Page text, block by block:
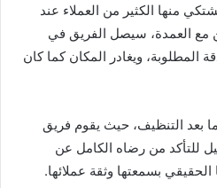
منها الكثير من العملاء عند
مع العمدة، سيصل الفريق في
المطلوبة، ويغادر المكان كما كان
بعد التنظيف، حيث يقوم فريق
للتأكد من رضاه الكامل عن
بسمعتها وثقة عملائها.